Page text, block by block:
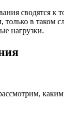
сводятся к
только в таком
нагрузки.